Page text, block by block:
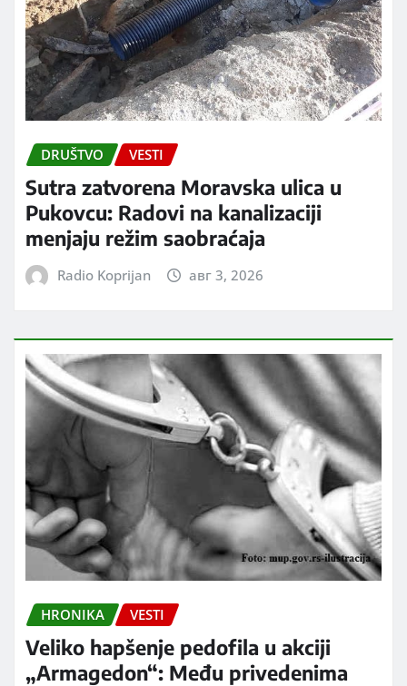
DRUŠTVO VESTI
Sutra zatvorena Moravska ulica u
Pukovcu: Radovi na kanalizaciji
menjaju režim saobraćaja
Radio Koprijan авг 3, 2026
HRONIKA VESTI
Veliko hapšenje pedofila u akciji
„Armagedon“: Među privedenima